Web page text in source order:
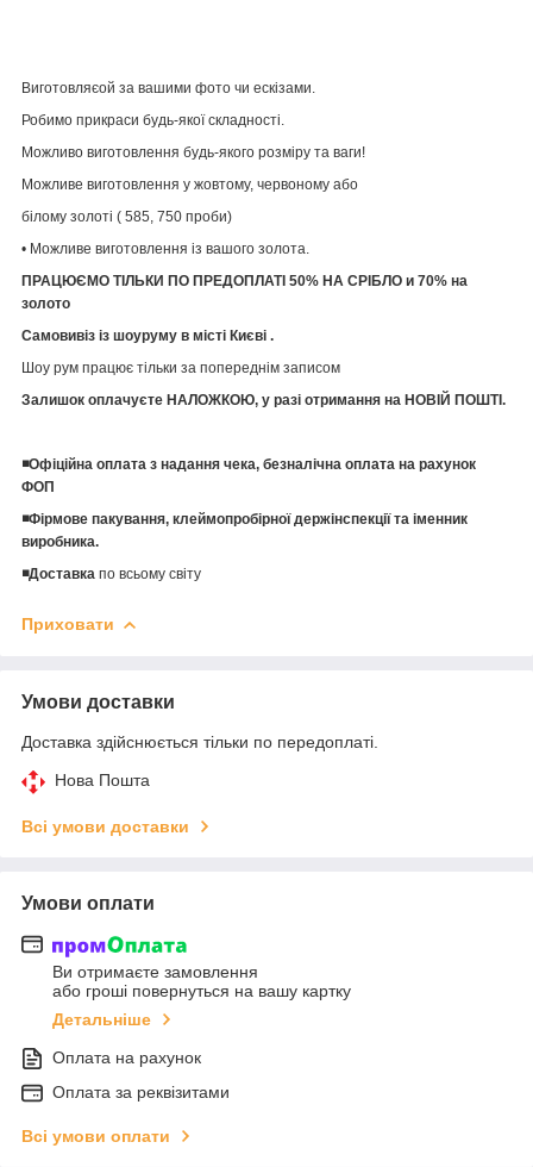
Виготовляєой за вашими фото чи ескізами.
Робимо прикраси будь-якої складності.
Можливо виготовлення будь-якого розміру та ваги!
Можливе виготовлення у жовтому, червоному або
білому золоті ( 585, 750 проби)
• Можливе виготовлення із вашого золота.
ПРАЦЮЄМО ТІЛЬКИ ПО ПРЕДОПЛАТІ 50% НА СРІБЛО и 70% на
золото
Самовивіз із шоуруму в місті Києві .
Шоу рум працює тільки за попереднім записом
Залишок оплачуєте НАЛОЖКОЮ, у разі отримання на НОВІЙ ПОШТІ.
◾️Офіційна оплата з надання чека, безналічна оплата на рахунок
ФОП
◾️Фірмове пакування, клеймопробірної держінспекції та іменник
виробника.
◾️Доставка по всьому світу
Приховати
Умови доставки
Доставка здійснюється тільки по передоплаті.
Нова Пошта
Всі умови доставки
Умови оплати
Ви отримаєте замовлення
або гроші повернуться на вашу картку
Детальніше
Оплата на рахунок
Оплата за реквізитами
Всі умови оплати